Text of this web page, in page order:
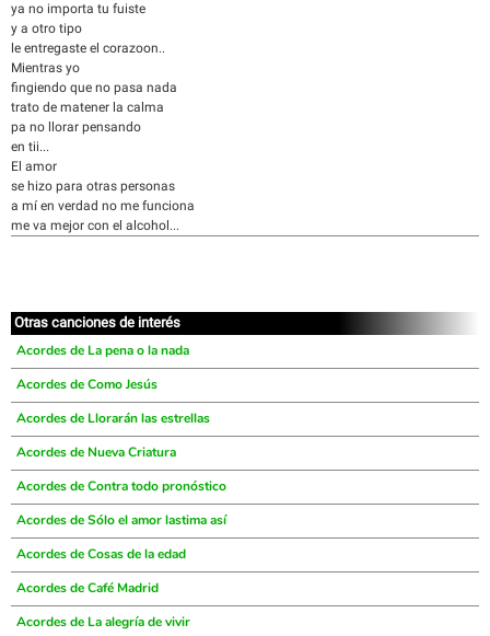
ya no importa tu fuiste
y a otro tipo
le entregaste el corazoon..
Mientras yo
fingiendo que no pasa nada
trato de matener la calma
pa no llorar pensando
en tii...
El amor
se hizo para otras personas
a mí en verdad no me funciona
me va mejor con el alcohol...
Otras canciones de interés
Acordes de La pena o la nada
Acordes de Como Jesús
Acordes de Llorarán las estrellas
Acordes de Nueva Criatura
Acordes de Contra todo pronóstico
Acordes de Sólo el amor lastima así
Acordes de Cosas de la edad
Acordes de Café Madrid
Acordes de La alegría de vivir